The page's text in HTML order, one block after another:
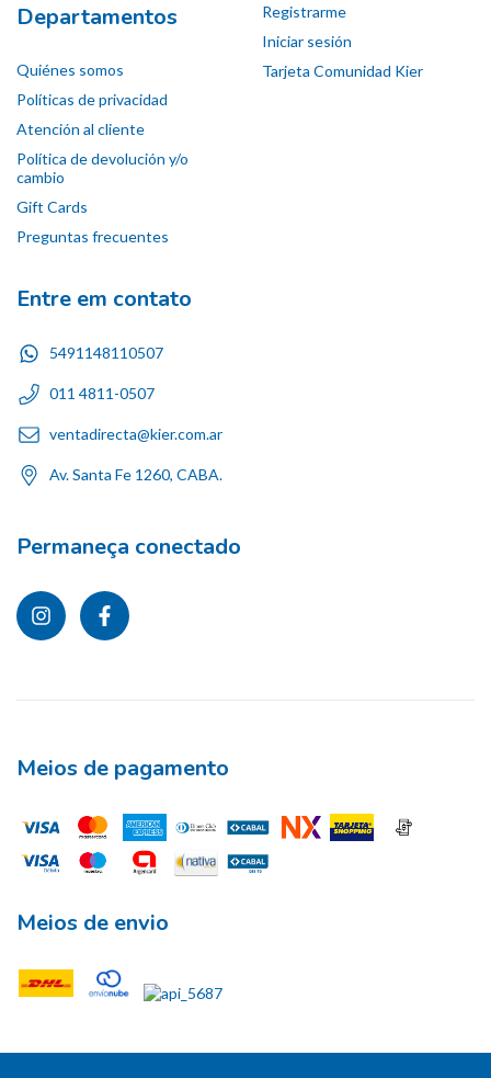
Departamentos
Quiénes somos
Políticas de privacidad
Atención al cliente
Política de devolución y/o
cambio
Gift Cards
Preguntas frecuentes
Registrarme
Iniciar sesión
Tarjeta Comunidad Kier
Entre em contato
5491148110507
011 4811-0507
ventadirecta@kier.com.ar
Av. Santa Fe 1260, CABA.
Permaneça conectado
Meios de pagamento
Meios de envio